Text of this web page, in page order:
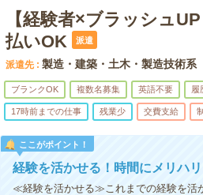
【経験者×ブラッシュ
払いOK
派遣
派遣先 製造・建築・土木・製造技術系
ブランクOK 複数名募集 英語不要 履
17時前までの仕事 残業少 交費支給
ここがポイント！
経験を活かせる！時間にメリハリ
≪経験を活かせる≫これまでの経験を活